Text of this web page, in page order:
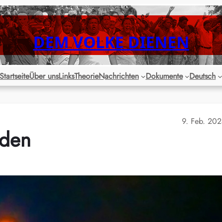
DEM VOLKE DIENEN
StartseiteÜber unsLinksTheorieNachrichten Dokumente Deutsch
9. Feb.